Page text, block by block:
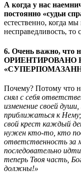
А когда у нас
постоянно «судьи
естественно, когда
несправедливость, то
6. Очень важно, что
ОРИЕНТИРОВАНО
Почему? Потому что
снял с себя
изменение своей
приближаться к
свой крест каждый
нужен кто-то, кто
ответственность за
последовательно
теперь Твоя часть,
должны!»